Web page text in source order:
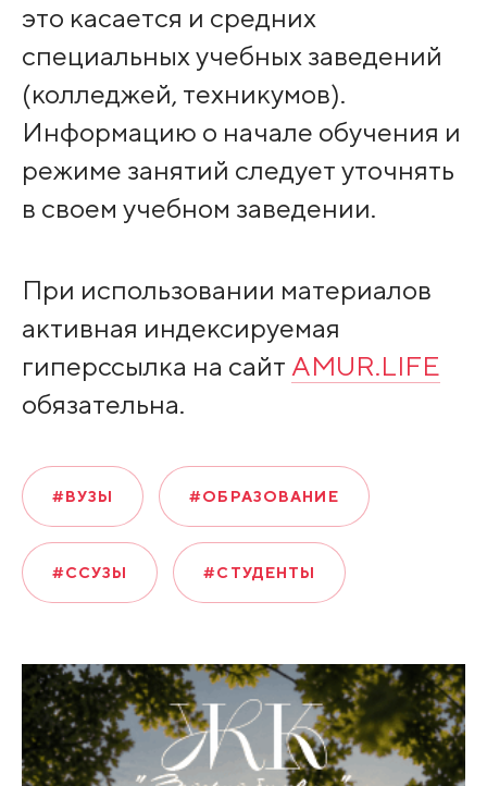
это касается и средних
специальных учебных заведений
(колледжей, техникумов).
Информацию о начале обучения и
режиме занятий следует уточнять
в своем учебном заведении.
При использовании материалов
активная индексируемая
гиперссылка на сайт AMUR.LIFE
обязательна.
#ВУЗЫ #ОБРАЗОВАНИЕ
#ССУЗЫ #СТУДЕНТЫ